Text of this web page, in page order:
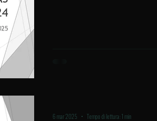
6 mar 2025 Tempo di lettura: 1 min